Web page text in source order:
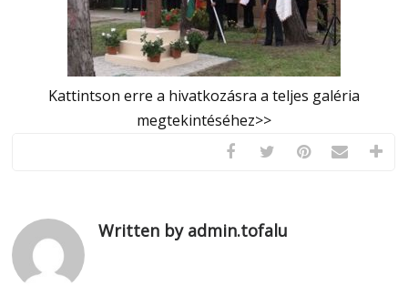
Kattintson erre a hivatkozásra a teljes galéria
megtekintéséhez>>
Written by admin.tofalu